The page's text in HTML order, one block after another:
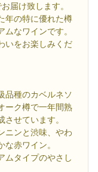
届け致します。
年の特に優れた樽
なワインです。
いをお楽しみくだ
品種のカベルネソ
ーク樽で一年間熟
せています。
ニンと渋味、やわ
赤ワイン。
ムタイプのやさし